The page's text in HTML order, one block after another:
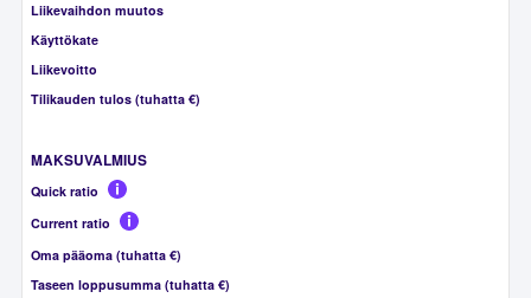
Liikevaihdon muutos
Käyttökate
Liikevoitto
Tilikauden tulos (tuhatta €)
MAKSUVALMIUS
Quick ratio
Current ratio
Oma pääoma (tuhatta €)
Taseen loppusumma (tuhatta €)